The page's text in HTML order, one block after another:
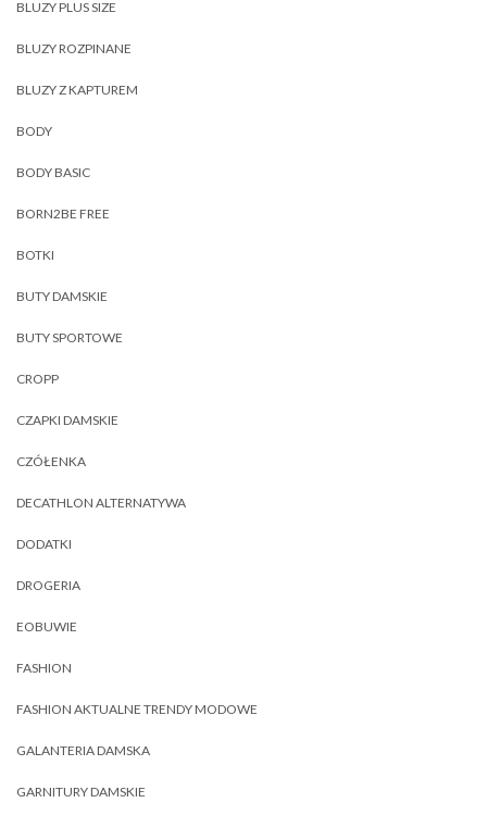
BLUZY PLUS SIZE
BLUZY ROZPINANE
BLUZY Z KAPTUREM
BODY
BODY BASIC
BORN2BE FREE
BOTKI
BUTY DAMSKIE
BUTY SPORTOWE
CROPP
CZAPKI DAMSKIE
CZÓŁENKA
DECATHLON ALTERNATYWA
DODATKI
DROGERIA
EOBUWIE
FASHION
FASHION AKTUALNE TRENDY MODOWE
GALANTERIA DAMSKA
GARNITURY DAMSKIE